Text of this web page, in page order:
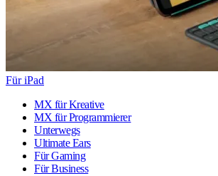
Für iPad
MX für Kreative
MX für Programmierer
Unterwegs
Ultimate Ears
Für Gaming
Für Business